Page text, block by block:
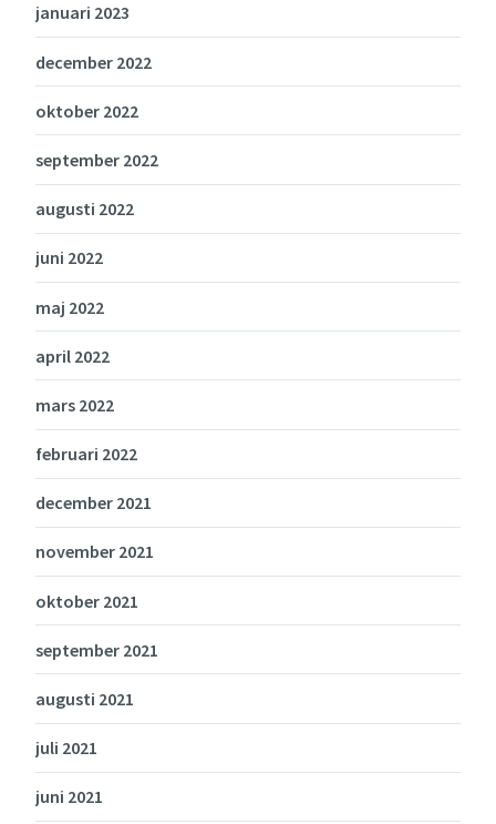
januari 2023
december 2022
oktober 2022
september 2022
augusti 2022
juni 2022
maj 2022
april 2022
mars 2022
februari 2022
december 2021
november 2021
oktober 2021
september 2021
augusti 2021
juli 2021
juni 2021